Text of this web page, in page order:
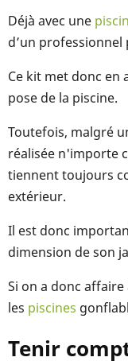
Déjà avec une
d’un professionnel
Ce kit met donc en
pose de la piscine.
Toutefois, malgré
réalisée n'importe
tiennent toujours
extérieur.
Il est donc
dimension de son
Si on a donc
les piscines
Tenir